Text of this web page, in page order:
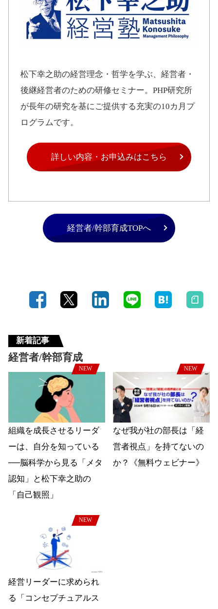
松下幸之助の経営理念・哲学を学ぶ、経営者・
後継経営者のための研修セミナー。PHP研究所
が長年の研究を基にご提供する充実の10カ月プ
ログラムです。
詳しい内容・お申込みはこちら
経営者/幹部育成TOPへ
新着記事
経営者/幹部育成
NEW
組織を成長させるリーダ
ーは、自分を知っている
──脳科学から見る「メタ
認知」と松下幸之助の
「自己観照」
NEW
なぜ我が社の部長は「経
営者視点」を持てないの
か？《無料ウェビナー》
NEW
経営リーダーに求められ
る「コンセプチュアルス